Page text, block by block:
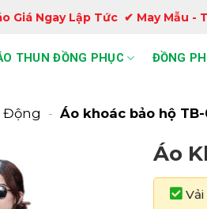
Giá Ngay Lập Tức ✔ May Mẫu -
THUN ĐỒNG PHỤC ĐỒNG
Động - Áo khoác bảo hộ
Áo